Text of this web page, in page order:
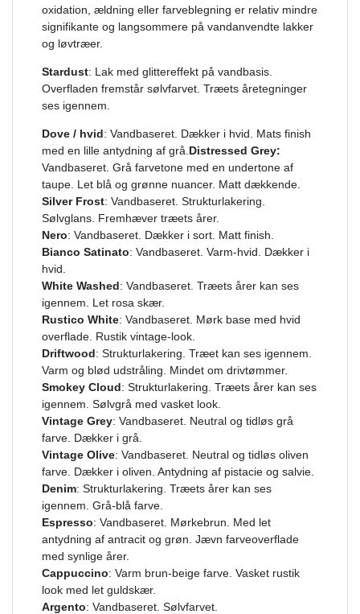
oxidation, ældning eller farveblegning er relativ mindre
signifikante og langsommere på vandanvendte lakker
og løvtræer.
Stardust: Lak med glittereffekt på vandbasis.
Overfladen fremstår sølvfarvet. Træets åretegninger
ses igennem.
Dove / hvid: Vandbaseret. Dækker i hvid. Mats finish
med en lille antydning af grå. Distressed Grey:
Vandbaseret. Grå farvetone med en undertone af
taupe. Let blå og grønne nuancer. Matt dækkende.
Silver Frost: Vandbaseret. Strukturlakering.
Sølvglans. Fremhæver træets årer.
Nero: Vandbaseret. Dækker i sort. Matt finish.
Bianco Satinato: Vandbaseret. Varm-hvid. Dækker i
hvid.
White Washed: Vandbaseret. Træets årer kan ses
igennem. Let rosa skær.
Rustico White: Vandbaseret. Mørk base med hvid
overflade. Rustik vintage-look.
Driftwood: Strukturlakering. Træet kan ses igennem.
Varm og blød udstråling. Mindet om drivtømmer.
Smokey Cloud: Strukturlakering. Træets årer kan ses
igennem. Sølvgrå med vasket look.
Vintage Grey: Vandbaseret. Neutral og tidløs grå
farve. Dækker i grå.
Vintage Olive: Vandbaseret. Neutral og tidløs oliven
farve. Dækker i oliven. Antydning af pistacie og salvie.
Denim: Strukturlakering. Træets årer kan ses
igennem. Grå-blå farve.
Espresso: Vandbaseret. Mørkebrun. Med let
antydning af antracit og grøn. Jævn farveoverflade
med synlige årer.
Cappuccino: Varm brun-beige farve. Vasket rustik
look med let guldskær.
Argento: Vandbaseret. Sølvfarvet.